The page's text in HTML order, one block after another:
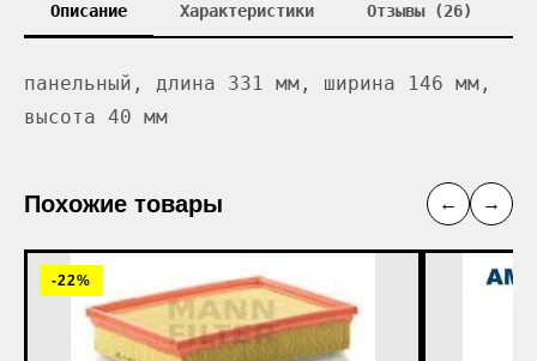
Описание Характеристики Отзывы (26)
панельный, длина 331 мм, ширина 146 мм,
высота 40 мм
Похожие товары ← →
-22%